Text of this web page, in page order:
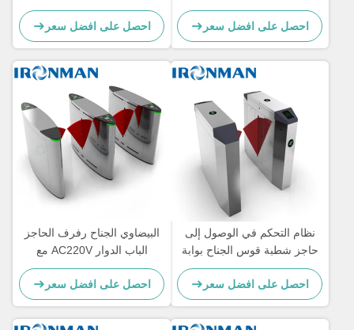
الحمراء وبوابة تحكم الوصول
القائمة على عجلات الصلب
المقاوم للصدأ 304
احصل على افضل سعر
لبوابة محطة الحافلات
احصل على افضل سعر
نظام التحكم في الوصول إلى
حاجز شطبة قوس الجناح بوابة
الباب الدوار
احصل على افضل سعر
البيضاوي الجناح رفرف الحاجز
الباب الدوار AC220V مع
العاصمة فرش السيارات
احصل على افضل سعر